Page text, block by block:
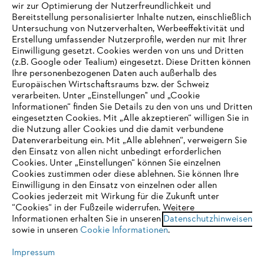
Häufig gestellte Fragen
Support
Datenschutz Impressum Cookies
Rechtliche Informationen
STIHL VERTRIEBS AG, 8617 Mönchaltorf
IHR BROWSER WIRD NICHT
UNTERSTÜTZT
Sie nutzen einen Browser, den wir noch nicht unterstützen. Für
eine optimale Nutzung unserer Seite empfehlen wir Ihnen, zu
einem der folgenden Browser zu wechseln:
wir zur Optimierung der Nutzerfreundlichkeit und
Bereitstellung personalisierter Inhalte nutzen, einschließlich
Untersuchung von Nutzerverhalten, Werbeeffektivität und
Erstellung umfassender Nutzerprofile, werden nur mit Ihrer
Einwilligung gesetzt. Cookies werden von uns und Dritten
(z.B. Google oder Tealium) eingesetzt. Diese Dritten können
Ihre personenbezogenen Daten auch außerhalb des
Europäischen Wirtschaftsraums bzw. der Schweiz
verarbeiten. Unter „Einstellungen" und „Cookie
Informationen“ finden Sie Details zu den von uns und Dritten
eingesetzten Cookies. Mit „Alle akzeptieren“ willigen Sie in
die Nutzung aller Cookies und die damit verbundene
Datenverarbeitung ein. Mit „Alle ablehnen“, verweigern Sie
den Einsatz von allen nicht unbedingt erforderlichen
Cookies. Unter „Einstellungen“ können Sie einzelnen
Cookies zustimmen oder diese ablehnen. Sie können Ihre
Einwilligung in den Einsatz von einzelnen oder allen
Cookies jederzeit mit Wirkung für die Zukunft unter
“Cookies“ in der Fußzeile widerrufen. Weitere
Informationen erhalten Sie in unseren Datenschutzhinweisen
sowie in unseren Cookie Informationen.
Impressum